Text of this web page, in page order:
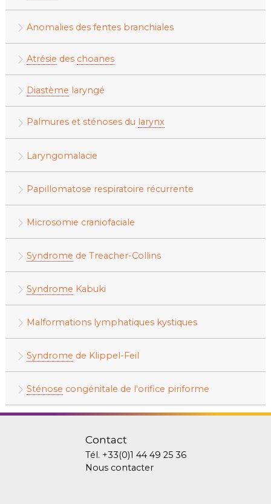
Anomalies des fentes branchiales
Atrésie des choanes
Diastème laryngé
Palmures et sténoses du larynx
Laryngomalacie
Papillomatose respiratoire récurrente
Microsomie craniofaciale
Syndrome de Treacher-Collins
Syndrome Kabuki
Malformations lymphatiques kystiques
Syndrome de Klippel-Feil
Sténose congénitale de l'orifice piriforme
Contact
Tél. +33(0)1 44 49 25 36
Nous contacter